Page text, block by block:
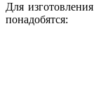
Для
понадобятся: